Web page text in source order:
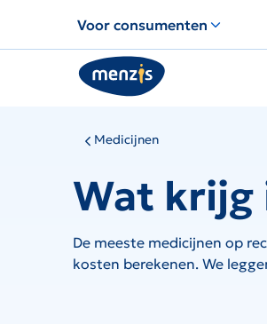
voor
snelle
navigatie
Voor consumenten
Medicijnen
Wat krijg
De meeste medicijnen op
kosten berekenen. We